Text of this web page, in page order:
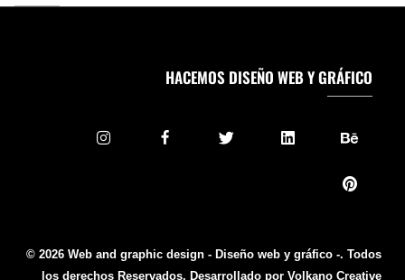
HACEMOS DISEÑO WEB Y GRÁFICO
© 2026 Web and graphic design - Diseño web y gráfico -. Todos
los derechos Reservados. Desarrollado por Volkano Creative